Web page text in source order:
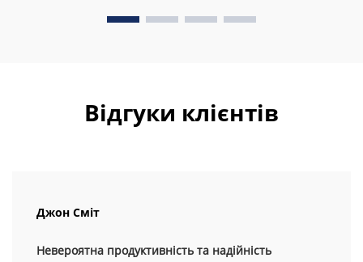
Відгуки клієнтів
Джон Сміт
Невероятна продуктивність та надійність